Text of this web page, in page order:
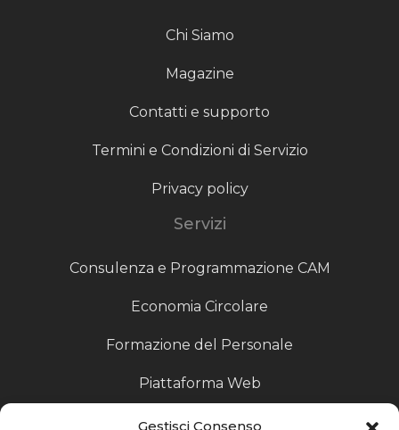
Gestisci Consenso
Chi Siamo
Magazine
Contatti e supporto
Termini e Condizioni di Servizio
Privacy policy
Servizi
Consulenza e Programmazione CAM
Economia Circolare
Formazione del Personale
Piattaforma Web
Scouting fornitori